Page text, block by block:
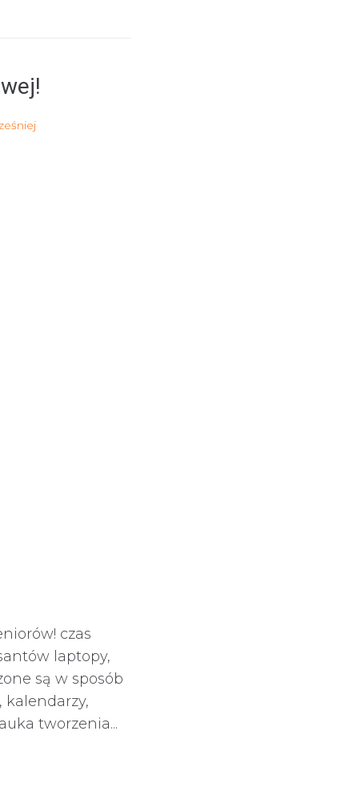
czas
laptopy,
są w sposób
kalendarzy,
tworzenia...